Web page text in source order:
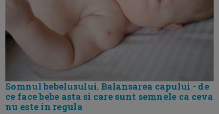
Somnul bebelusului. Balansarea capului - de
ce face bebe asta si care sunt semnele ca ceva
nu este in regula